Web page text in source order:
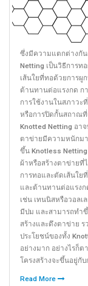
ซึ่งมีความแตกต่างกัน
Netting เป็นวิธีการท
เส้นใยที่ทอด้วยการผู
ต้านทานต่อแรงกด ก
การใช้งานในสภาวะ
หรือการปิดกั้นสถาณที่
Knotted Netting อา
ตาข่ายมีความหนักมา
ขึ้น Knotless
ผ้าหรือสร้างตาข่ายที่
การทอและตัดเส้นใย
และต้านทานต่อแรง
เช่น เทนนิสหรือวอล
มีปม และสามารถทำขึ้
สร้างและดึงตาข่าย
ประโยชน์ของทั้ง
อย่างมาก อย่างไรก็
โครงสร้างจะขึ้นอยู่กั
Read More